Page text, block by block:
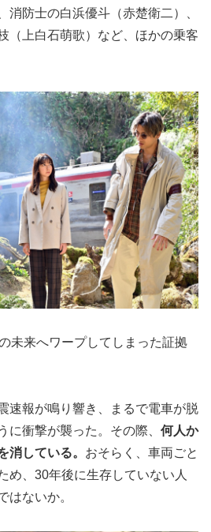
消防士の白浜優斗（赤楚衛二）、
（上白石萌歌）など、ほかの乗客
未来へワープしてしまった証拠
速報が鳴り響き、まるで電車が脱
に衝撃が襲った。その際、 何人か
消している。 おそらく、車両ごと
め、30年後に生存していない人
はないか。